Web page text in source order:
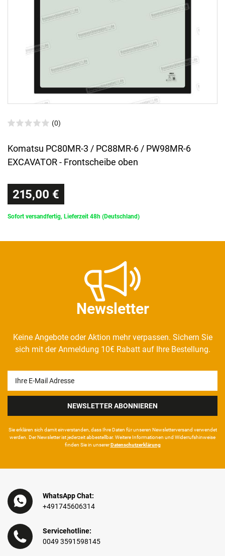
(0)
Komatsu PC80MR-3 / PC88MR-6 / PW98MR-6
EXCAVATOR - Frontscheibe oben
215,00 €
Sofort versandfertig, Lieferzeit 48h (Deutschland)
Newsletter
Keine Angebote oder Aktion mehr verpassen. Sichern Sie
sich mit der Anmeldung 10€ Rabatt auf Ihre Bestellung.
Honig
NEWSLETTER ABONNIEREN
Sie erklären sich damit ein­ver­standen, dass Ihre Da­ten für unseren News­letter­versand ver­wen­det
werden. Der News­letter ist jeder­zeit ab­bestel­lbar. Weitere Infor­mationen und Wider­rufshin­weise
finden Sie in unsererDaten­schutz­erklärung
WhatsApp Chat:
+491745606314
Servicehotline:
0049 3591598145